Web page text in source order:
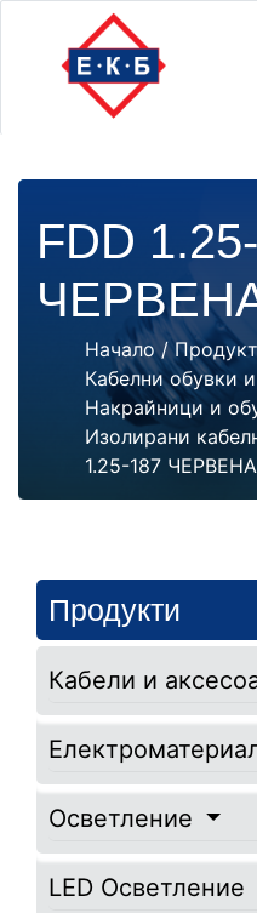
FDD
ЧЕРВЕНА
Начало/
Кабелни обувки
Накрайници и
Изолирани
1.25-187
Продукти
Кабели и
Осветление
LED Осветление